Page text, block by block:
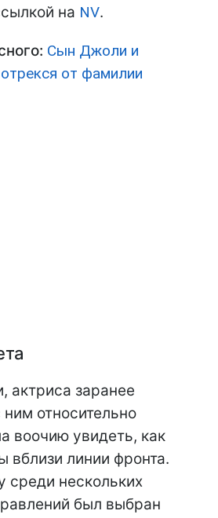
на NV.
Сын Джоли и
от фамилии
актриса заранее
относительно
воочию увидеть, как
вблизи линии фронта.
среди нескольких
был выбран